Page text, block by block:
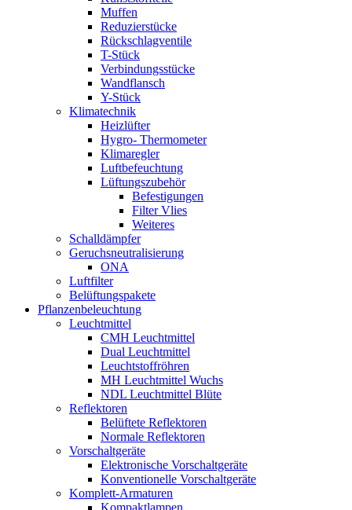
Muffen
Reduzierstücke
Rückschlagventile
T-Stück
Verbindungsstücke
Wandflansch
Y-Stück
Klimatechnik
Heizlüfter
Hygro- Thermometer
Klimaregler
Luftbefeuchtung
Lüftungszubehör
Befestigungen
Filter Vlies
Weiteres
Schalldämpfer
Geruchsneutralisierung
ONA
Luftfilter
Belüftungspakete
Pflanzenbeleuchtung
Leuchtmittel
CMH Leuchtmittel
Dual Leuchtmittel
Leuchtstoffröhren
MH Leuchtmittel Wuchs
NDL Leuchtmittel Blüte
Reflektoren
Belüftete Reflektoren
Normale Reflektoren
Vorschaltgeräte
Elektronische Vorschaltgeräte
Konventionelle Vorschaltgeräte
Komplett-Armaturen
Kompaktlampen